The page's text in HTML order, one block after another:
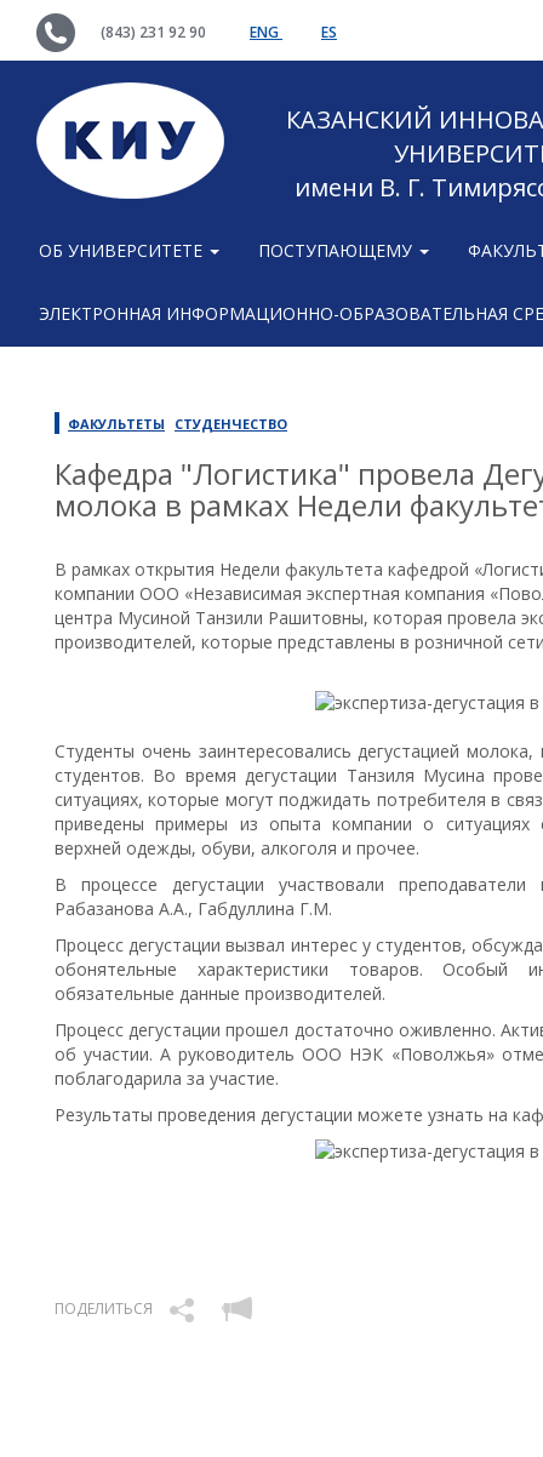
(843) 231 92 90 ENG ES
КАЗАНСКИЙ
имени В. Г.
ОБ УНИВЕРСИТЕТЕ ПОСТУПАЮЩЕМУ
ЭЛЕКТРОННАЯ ИНФОРМАЦИОННО-ОБРАЗОВАТЕЛЬНАЯ
ФАКУЛЬТЕТЫ СТУДЕНЧЕСТВО
Кафедра "Логистика" провела
молока в рамках Недели
В рамках открытия Недели факультета кафедрой
компании ООО «Независимая экспертная компания
центра Мусиной Танзили Рашитовны, которая провела
производителей, которые представлены в розничной
Студенты очень заинтересовались дегустацией
студентов. Во время дегустации Танзиля Мусина
ситуациях, которые могут поджидать потребителя в
приведены примеры из опыта компании о
верхней одежды, обуви, алкоголя и прочее.
В процессе дегустации участвовали
Рабазанова А.А., Габдуллина Г.М.
Процесс дегустации вызвал интерес у студентов,
обонятельные характеристики товаров. Особый
обязательные данные производителей.
Процесс дегустации прошел достаточно оживленно.
об участии. А руководитель ООО НЭК «Поволжья»
поблагодарила за участие.
Результаты проведения дегустации можете узнать на
ПОДЕЛИТЬСЯ